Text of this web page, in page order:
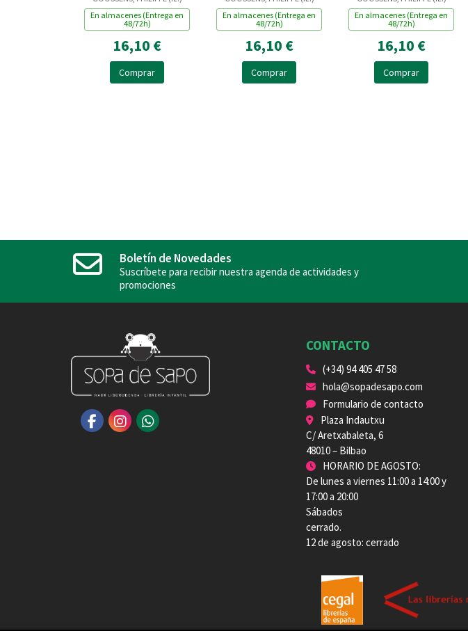
En almacenes (Entrega en
48/72h)
16,10 €
Comprar
En almacenes (Entrega en
48/72h)
16,10 €
Comprar
En almacenes (Entrega en
48/72h)
16,10 €
Comprar
Boletín de Novedades
Suscríbete para recibir nuestra agenda de actividades y
promociones
CONTACTO
(+34) 94 405 47 58
hola@sopadesapo.com
Formulario de contacto
Plaza Indautxu
C/ Aretxabaleta, 6
48010 – Bilbao
HORARIO DE AGOSTO:
De lunes a viernes 11:00 a 14:00 y
17:00 a 20:00
Sábados
cerrado.
12 de agosto: cerrado